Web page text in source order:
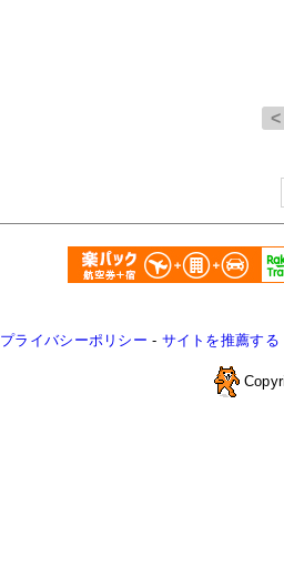
プライバシーポリシー - サイトを推薦する